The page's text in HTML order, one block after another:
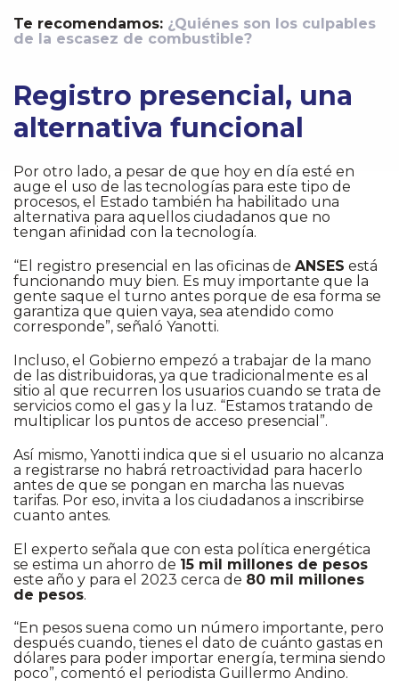
Te recomendamos: ¿Quiénes son los culpables
de la escasez de combustible?
Registro presencial, una
alternativa funcional
Por otro lado, a pesar de que hoy en día esté en
auge el uso de las tecnologías para este tipo de
procesos, el Estado también ha habilitado una
alternativa para aquellos ciudadanos que no
tengan afinidad con la tecnología.
“El registro presencial en las oficinas de ANSES está
funcionando muy bien. Es muy importante que la
gente saque el turno antes porque de esa forma se
garantiza que quien vaya, sea atendido como
corresponde”, señaló Yanotti.
Incluso, el Gobierno empezó a trabajar de la mano
de las distribuidoras, ya que tradicionalmente es al
sitio al que recurren los usuarios cuando se trata de
servicios como el gas y la luz. “Estamos tratando de
multiplicar los puntos de acceso presencial”.
Así mismo, Yanotti indica que si el usuario no alcanza
a registrarse no habrá retroactividad para hacerlo
antes de que se pongan en marcha las nuevas
tarifas. Por eso, invita a los ciudadanos a inscribirse
cuanto antes.
El experto señala que con esta política energética
se estima un ahorro de 15 mil millones de pesos
este año y para el 2023 cerca de 80 mil millones
de pesos.
“En pesos suena como un número importante, pero
después cuando, tienes el dato de cuánto gastas en
dólares para poder importar energía, termina siendo
poco”, comentó el periodista Guillermo Andino.